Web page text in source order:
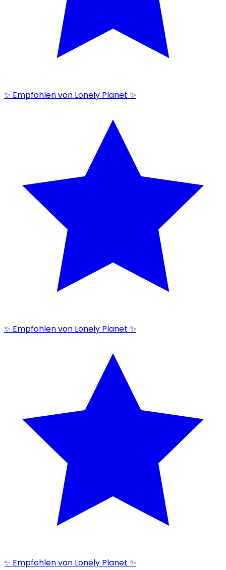
✨ Empfohlen von Lonely Planet ✨
✨ Empfohlen von Lonely Planet ✨
✨ Empfohlen von Lonely Planet ✨